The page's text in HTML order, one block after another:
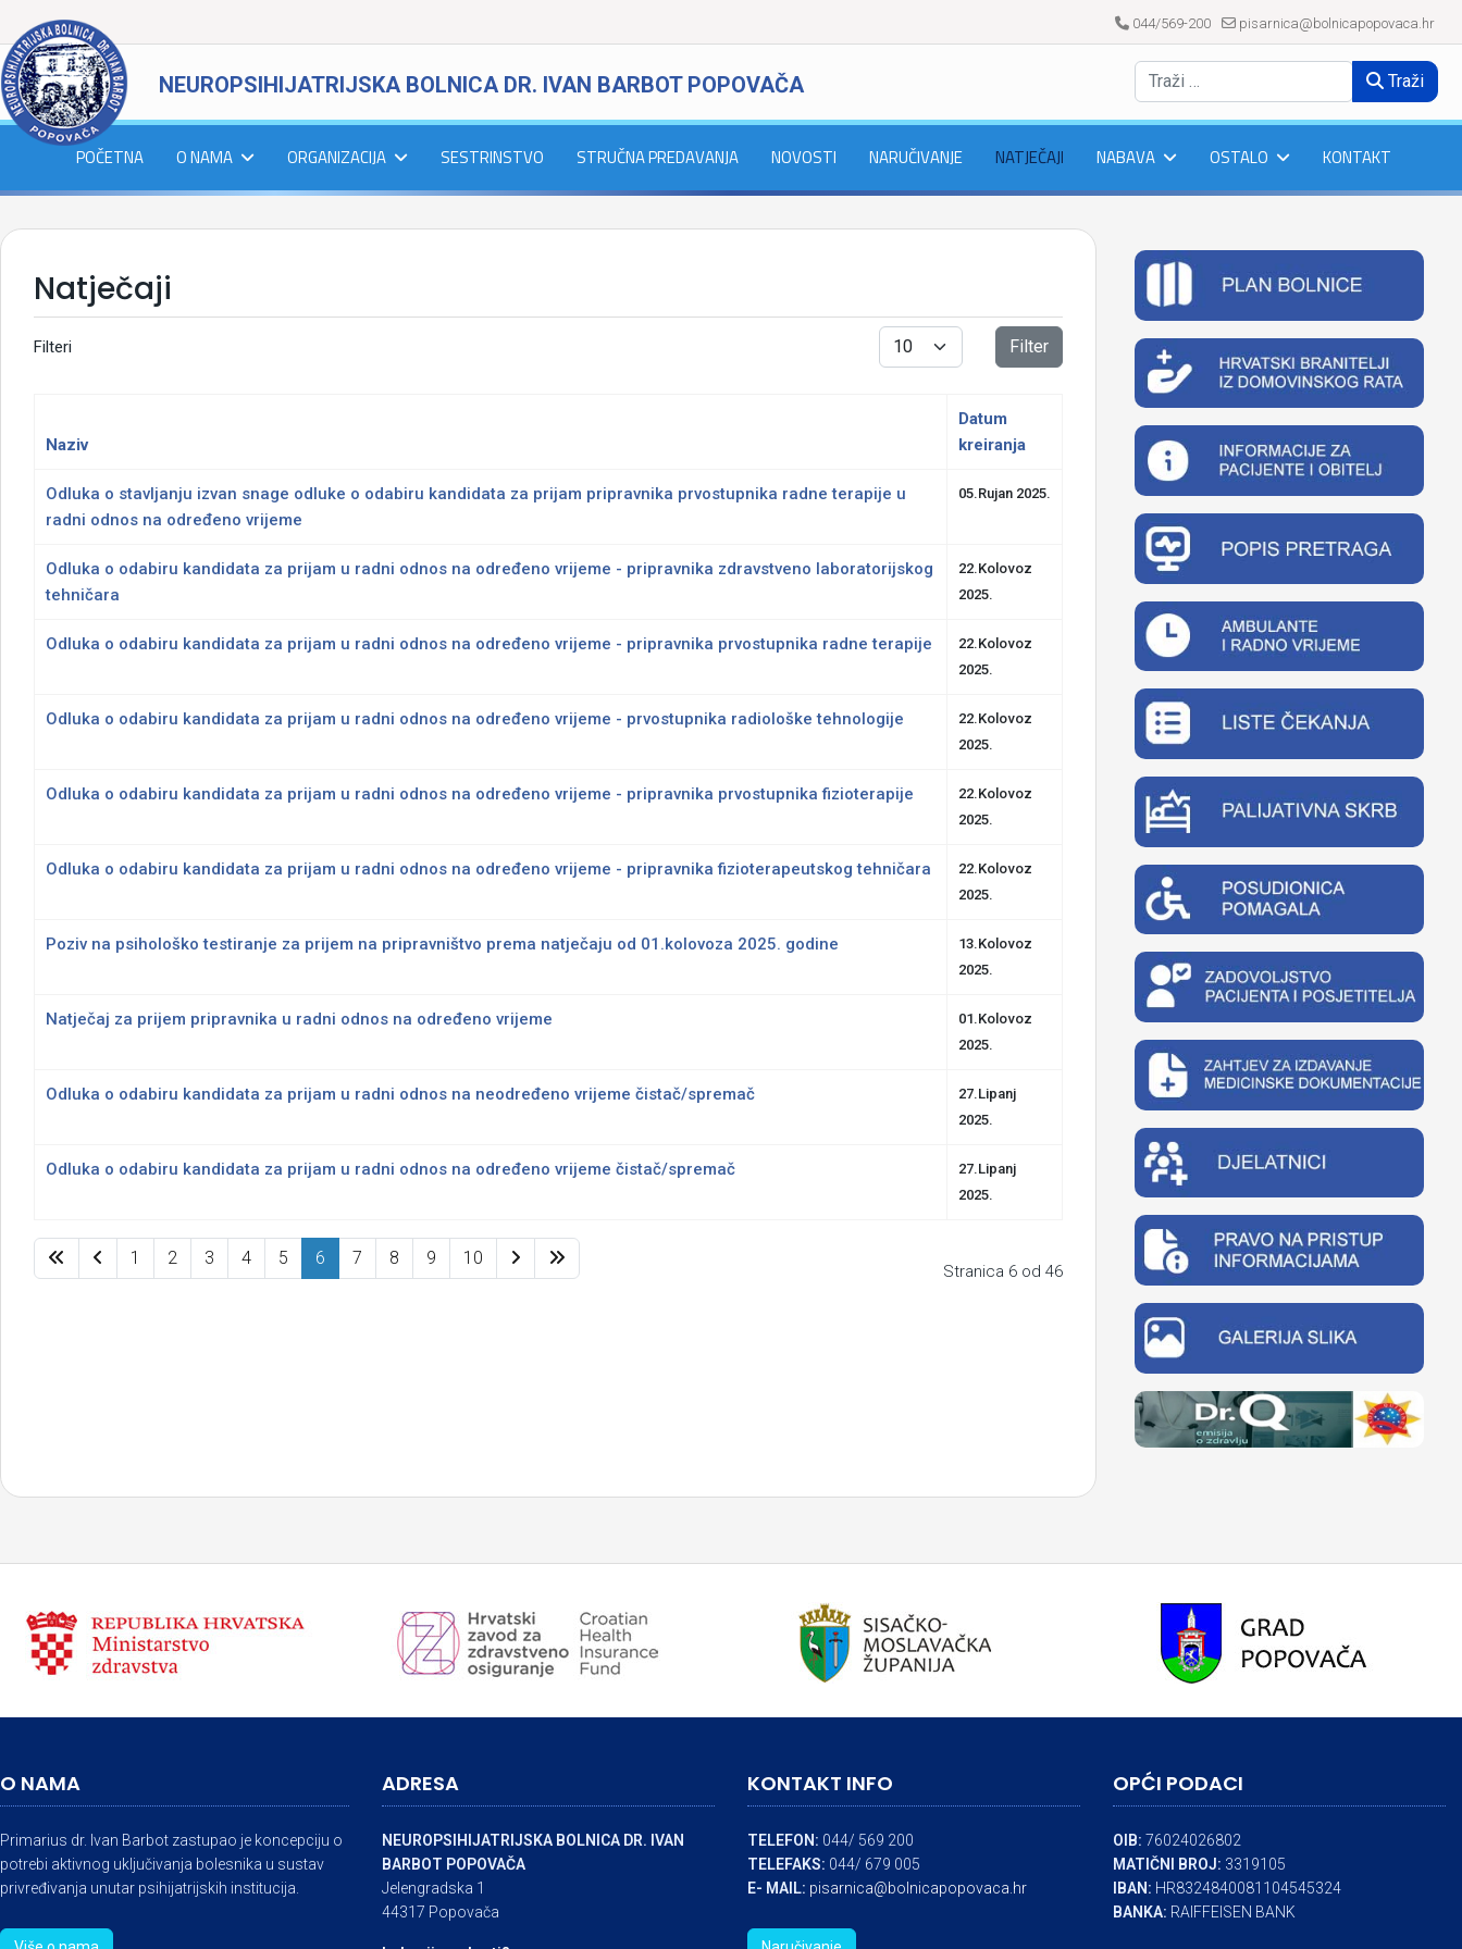
044/569-200 pisarnica@bolnicapopovaca.hr
NEUROPSIHIJATRIJSKA BOLNICA DR. IVAN BARBOT POPOVAČA Traži
POČETNA O NAMA ORGANIZACIJA SESTRINSTVO STRUČNA PREDAVANJA NOVOSTI NARUČIVANJE NATJEČAJI NABAVA OSTALO KONTAKT
Natječaji
Filteri Prikaz # Filter
Naziv
Datum
kreiranja
Odluka o stavljanju izvan snage odluke o odabiru kandidata za prijam pripravnika prvostupnika radne terapije u
radni odnos na određeno vrijeme
05.Rujan 2025.
Odluka o odabiru kandidata za prijam u radni odnos na određeno vrijeme - pripravnika zdravstveno laboratorijskog
tehničara
22.Kolovoz
2025.
Odluka o odabiru kandidata za prijam u radni odnos na određeno vrijeme - pripravnika prvostupnika radne terapije
22.Kolovoz
2025.
Odluka o odabiru kandidata za prijam u radni odnos na određeno vrijeme - prvostupnika radiološke tehnologije
22.Kolovoz
2025.
Odluka o odabiru kandidata za prijam u radni odnos na određeno vrijeme - pripravnika prvostupnika fizioterapije
22.Kolovoz
2025.
Odluka o odabiru kandidata za prijam u radni odnos na određeno vrijeme - pripravnika fizioterapeutskog tehničara
22.Kolovoz
2025.
Poziv na psihološko testiranje za prijem na pripravništvo prema natječaju od 01.kolovoza 2025. godine
13.Kolovoz
2025.
Natječaj za prijem pripravnika u radni odnos na određeno vrijeme
01.Kolovoz
2025.
Odluka o odabiru kandidata za prijam u radni odnos na neodređeno vrijeme čistač/spremač
27.Lipanj
2025.
Odluka o odabiru kandidata za prijam u radni odnos na određeno vrijeme čistač/spremač
27.Lipanj
2025.
1 2 3 4 5 6 7 8 9 10
Stranica 6 od 46
O NAMA
Primarius dr. Ivan Barbot zastupao je koncepciju o
potrebi aktivnog uključivanja bolesnika u sustav
privređivanja unutar psihijatrijskih institucija.
ADRESA
NEUROPSIHIJATRIJSKA BOLNICA DR. IVAN
BARBOT POPOVAČA
Jelengradska 1
44317 Popovača
KONTAKT INFO
TELEFON: 044/ 569 200
TELEFAKS: 044/ 679 005
E- MAIL: pisarnica@bolnicapopovaca.hr
OPĆI PODACI
OIB: 76024026802
MATIČNI BROJ: 3319105
IBAN: HR8324840081104545324
BANKA: RAIFFEISEN BANK